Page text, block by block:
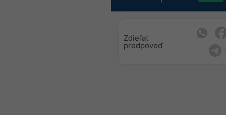
Zdieľať
predpoveď